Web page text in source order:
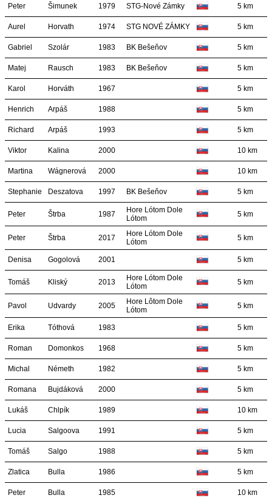
Peter Šimunek 1979 STG-Nové Zámky 5 km
Aurel Horvath 1974 STG NOVÉ ZÁMKY 5 km
Gabriel Szolár 1983 BK Bešeňov 5 km
Matej Rausch 1983 BK Bešeňov 5 km
Karol Horváth 1967 5 km
Henrich Arpáš 1988 5 km
Richard Arpáš 1993 5 km
Viktor Kalina 2000 10 km
Martina Wágnerová 2000 10 km
Stephanie Deszatova 1997 BK Bešeňov 5 km
Peter Štrba 1987
Hore Lótom Dole
Lótom
5 km
Peter Štrba 2017
Hore Lótom Dole
Lótom
5 km
Denisa Gogolová 2001 5 km
Tomáš Kliský 2013
Hore Lótom Dole
Lótom
5 km
Pavol Udvardy 2005
Hore Lôtom Dole
Lótom
5 km
Erika Tóthová 1983 5 km
Roman Domonkos 1968 5 km
Michal Németh 1982 5 km
Romana Bujdáková 2000 5 km
Lukáš Chlpík 1989 10 km
Lucia Salgoova 1991 5 km
Tomáš Salgo 1988 5 km
Zlatica Bulla 1986 5 km
Peter Bulla 1985 10 km